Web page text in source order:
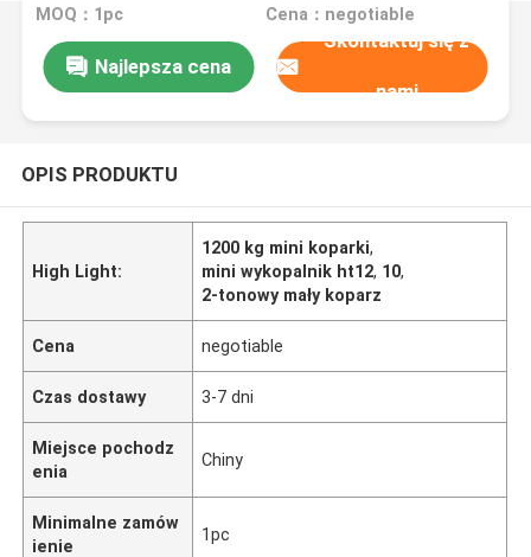
MOQ：1pc Cena：negotiable
Najlepsza cena
Skontaktuj się z
nami
OPIS PRODUKTU
High Light:
1200 kg mini koparki,
mini wykopalnik ht12, 10,
2-tonowy mały koparz
Cena negotiable
Czas dostawy 3-7 dni
Miejsce pochodz
enia
Chiny
Minimalne zamów
ienie
1pc